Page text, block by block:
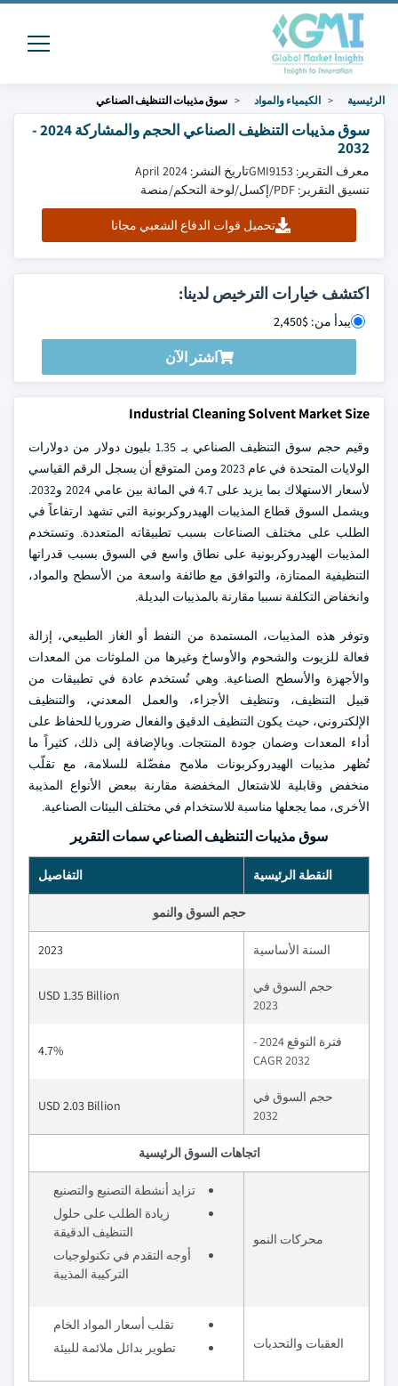
الرئيسية الكيمياء والمواد سوق مذيبات التنظيف الصناعي
سوق مذيبات التنظيف الصناعي الحجم والمشاركة 2024 -
2032
معرف التقرير: GMI9153
تاريخ النشر: April 2024
تنسيق التقرير: PDF/إكسل/لوحة التحكم/منصة
تحميل قوات الدفاع الشعبي مجانا
اكتشف خيارات الترخيص لدينا:
يبدأ من: $2,450
اشتر الآن
Industrial Cleaning Solvent Market Size
وقيم حجم سوق التنظيف الصناعي بـ 1.35 بليون دولار من دولارات
الولايات المتحدة في عام 2023 ومن المتوقع أن يسجل الرقم القياسي
لأسعار الاستهلاك بما يزيد على 4.7 في المائة بين عامي 2024 و2032.
ويشمل السوق قطاع المذيبات الهيدروكربونية التي تشهد ارتفاعاً في
الطلب على مختلف الصناعات بسبب تطبيقاته المتعددة. وتستخدم
المذيبات الهيدروكربونية على نطاق واسع في السوق بسبب قدراتها
التنظيفية الممتازة، والتوافق مع طائفة واسعة من الأسطح والمواد،
وانخفاض التكلفة نسبيا مقارنة بالمذيبات البديلة.
وتوفر هذه المذيبات، المستمدة من النفط أو الغاز الطبيعي، إزالة
فعالة للزيوت والشحوم والأوساخ وغيرها من الملوثات من المعدات
والأجهزة والأسطح الصناعية. وهي تُستخدم عادة في تطبيقات من
قبيل التنظيف، وتنظيف الأجزاء، والعمل المعدني، والتنظيف
الإلكتروني، حيث يكون التنظيف الدقيق والفعال ضروريا للحفاظ على
أداء المعدات وضمان جودة المنتجات. وبالإضافة إلى ذلك، كثيراً ما
تُظهر مذيبات الهيدروكربونات ملامح مفضّلة للسلامة، مع تقلّب
منخفض وقابلية للاشتعال المخفضة مقارنة ببعض الأنواع المذيبة
الأخرى، مما يجعلها مناسبة للاستخدام في مختلف البيئات الصناعية.
سوق مذيبات التنظيف الصناعي سمات التقرير
النقطة الرئيسية التفاصيل
حجم السوق والنمو
السنة الأساسية 2023
حجم السوق في
2023
USD 1.35 Billion
فترة التوقع 2024 -
2032 CAGR
4.7%
حجم السوق في
2032
USD 2.03 Billion
اتجاهات السوق الرئيسية
محركات النمو
تزايد أنشطة التصنيع والتصنيع
زيادة الطلب على حلول
التنظيف الدقيقة
أوجه التقدم في تكنولوجيات
التركيبة المذيبة
العقبات والتحديات
تقلب أسعار المواد الخام
تطوير بدائل ملائمة للبيئة